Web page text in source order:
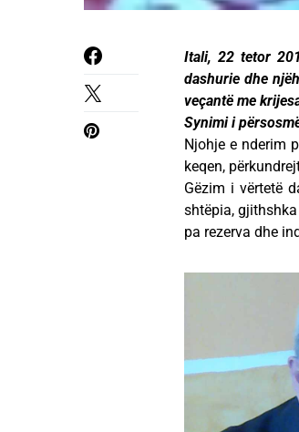
Itali, 22 tetor
dashurie dhe
veçantë me
Synimi i
Njohje e nderim
keqen,
Gëzim i vërtetë
shtëpia,
pa rezerva dhe